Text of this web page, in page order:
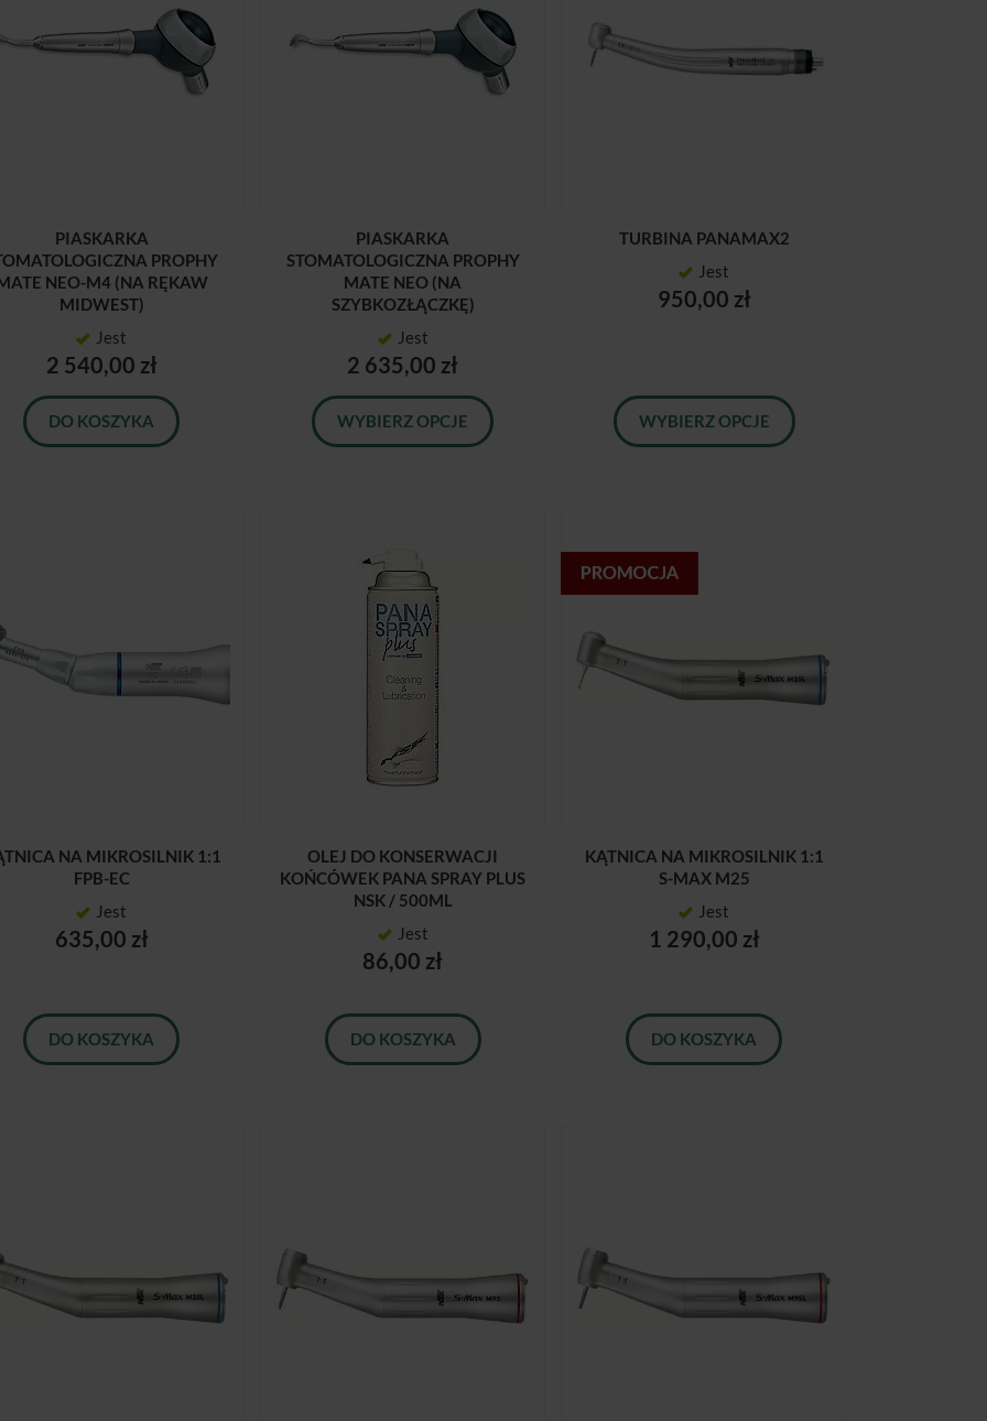
PIASKARKA
PROPHY
NEO-M4 (NA RĘKAW
MIDWEST)
Jest
2 540,00 zł
DO KOSZYKA
PIASKARKA
STOMATOLOGICZNA PROPHY
MATE NEO (NA
SZYBKOZŁĄCZKĘ)
Jest
2 635,00 zł
WYBIERZ OPCJE
TURBINA PANAMAX2
Jest
950,00 zł
WYBIERZ OPCJE
NA MIKROSILNIK 1:1
FPB-EC
Jest
635,00 zł
DO KOSZYKA
OLEJ DO KONSERWACJI
KOŃCÓWEK PANA SPRAY PLUS
NSK / 500ML
Jest
86,00 zł
DO KOSZYKA
KĄTNICA NA MIKROSILNIK 1:1
S-MAX M25
Jest
1 290,00 zł
DO KOSZYKA